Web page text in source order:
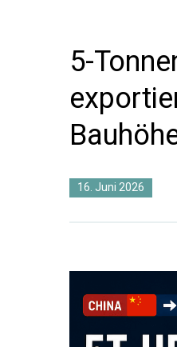
5-
16. Juni 2026